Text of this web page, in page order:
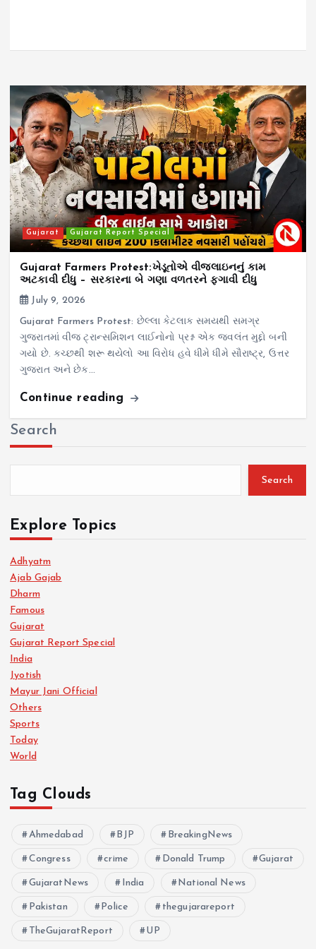
Gujarat Gujarat Report Special
Gujarat Farmers Protest:ખેડૂતોએ વીજલાઇનનું કામ
અટકાવી દીધુ – સરકારના બે ગણા વળતરને ફગાવી દીધુ
July 9, 2026
Gujarat Farmers Protest: છેલ્લા કેટલાક સમયથી સમગ્ર
ગુજરાતમાં વીજ ટ્રાન્સમિશન લાઈનોનો પ્રશ્ન એક જ્વલંત મુદ્દો બની
ગયો છે. કચ્છથી શરૂ થયેલો આ વિરોધ હવે ધીમે ધીમે સૌરાષ્ટ્ર, ઉત્તર
ગુજરાત અને છેક…
Continue reading
Search
Search
Explore Topics
Adhyatm
Ajab Gajab
Dharm
Famous
Gujarat
Gujarat Report Special
India
Jyotish
Mayur Jani Official
Others
Sports
Today
World
Tag Clouds
Ahmedabad BJP BreakingNews
Congress crime Donald Trump Gujarat
GujaratNews India National News
Pakistan Police thegujarareport
TheGujaratReport UP